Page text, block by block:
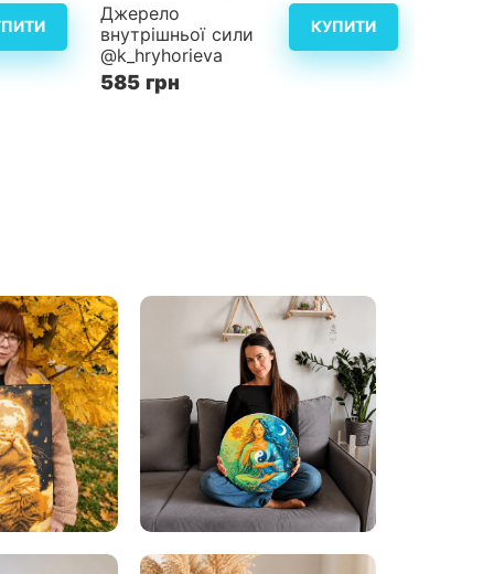
Розмір
Складність
Детальніше
Джерело
внутрішньої сили
@k_hryhorieva
585 грн
КУПИТИ